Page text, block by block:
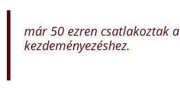
már 50 ezren csatlakoztak a
kezdeményezéshez.